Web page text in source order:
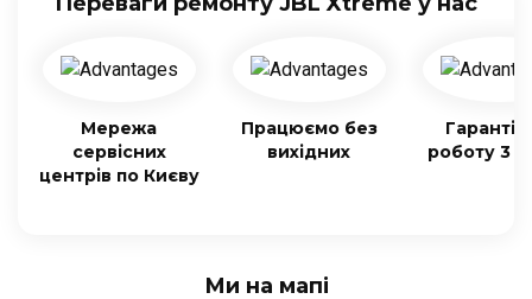
Мережа
сервісних
центрів по Києву
Працюємо без
вихідних
Гарантія
роботу 3
Ми на мапі